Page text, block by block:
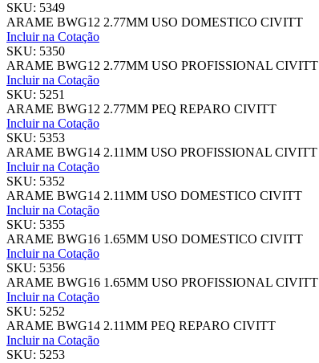
SKU: 5349
ARAME BWG12 2.77MM USO DOMESTICO CIVITT
Incluir na Cotação
SKU: 5350
ARAME BWG12 2.77MM USO PROFISSIONAL CIVITT
Incluir na Cotação
SKU: 5251
ARAME BWG12 2.77MM PEQ REPARO CIVITT
Incluir na Cotação
SKU: 5353
ARAME BWG14 2.11MM USO PROFISSIONAL CIVITT
Incluir na Cotação
SKU: 5352
ARAME BWG14 2.11MM USO DOMESTICO CIVITT
Incluir na Cotação
SKU: 5355
ARAME BWG16 1.65MM USO DOMESTICO CIVITT
Incluir na Cotação
SKU: 5356
ARAME BWG16 1.65MM USO PROFISSIONAL CIVITT
Incluir na Cotação
SKU: 5252
ARAME BWG14 2.11MM PEQ REPARO CIVITT
Incluir na Cotação
SKU: 5253